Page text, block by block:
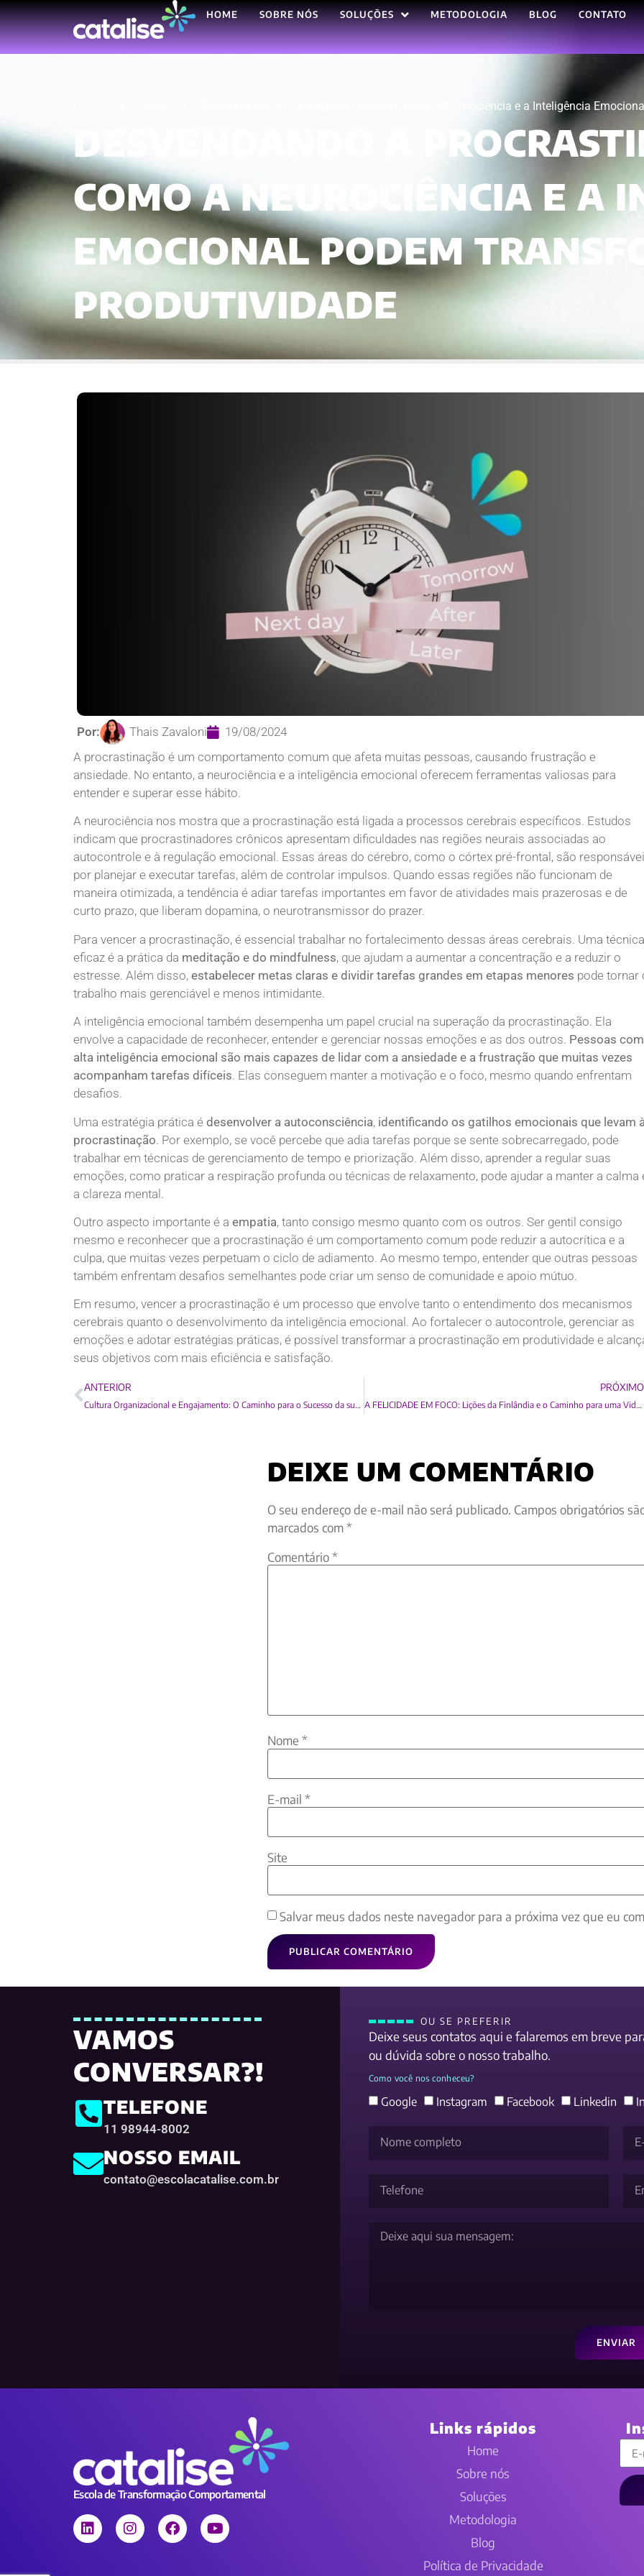
HOME SOBRE NÓS SOLUÇÕES METODOLOGIA BLOG CONTATO
DESVENDANDO A PROCRASTINAÇÃO: Como a Neurociência e a Inteligência
DESVENDANDO A
COMO A NEUROCIÊNCIA E A
EMOCIONAL PODEM
PRODUTIVIDADE
Por: Thais Zavaloni
19/08/2024
A procrastinação é um comportamento comum que afeta muitas pessoas, causando frustração e
ansiedade. No entanto, a neurociência e a inteligência emocional oferecem ferramentas valiosas para
entender e superar esse hábito.
A neurociência nos mostra que a procrastinação está ligada a processos cerebrais específicos. Estudos
indicam que procrastinadores crônicos apresentam dificuldades nas regiões neurais associadas ao
autocontrole e à regulação emocional. Essas áreas do cérebro, como o córtex pré-frontal, são
por planejar e executar tarefas, além de controlar impulsos. Quando essas regiões não funcionam de
maneira otimizada, a tendência é adiar tarefas importantes em favor de atividades mais prazerosas e de
curto prazo, que liberam dopamina, o neurotransmissor do prazer.
Para vencer a procrastinação, é essencial trabalhar no fortalecimento dessas áreas cerebrais. Uma técnica
eficaz é a prática da meditação e do mindfulness, que ajudam a aumentar a concentração e a reduzir o
estresse. Além disso, estabelecer metas claras e dividir tarefas grandes em etapas menores pode tornar
trabalho mais gerenciável e menos intimidante.
A inteligência emocional também desempenha um papel crucial na superação da procrastinação. Ela
envolve a capacidade de reconhecer, entender e gerenciar nossas emoções e as dos outros. Pessoas com
alta inteligência emocional são mais capazes de lidar com a ansiedade e a frustração que muitas vezes
acompanham tarefas difíceis. Elas conseguem manter a motivação e o foco, mesmo quando enfrentam
desafios.
Uma estratégia prática é desenvolver a autoconsciência, identificando os gatilhos emocionais que levam
procrastinação. Por exemplo, se você percebe que adia tarefas porque se sente sobrecarregado, pode
trabalhar em técnicas de gerenciamento de tempo e priorização. Além disso, aprender a regular suas
emoções, como praticar a respiração profunda ou técnicas de relaxamento, pode ajudar a manter a calma
a clareza mental.
Outro aspecto importante é a empatia, tanto consigo mesmo quanto com os outros. Ser gentil consigo
mesmo e reconhecer que a procrastinação é um comportamento comum pode reduzir a autocrítica e a
culpa, que muitas vezes perpetuam o ciclo de adiamento. Ao mesmo tempo, entender que outras pessoas
também enfrentam desafios semelhantes pode criar um senso de comunidade e apoio mútuo.
Em resumo, vencer a procrastinação é um processo que envolve tanto o entendimento dos mecanismos
cerebrais quanto o desenvolvimento da inteligência emocional. Ao fortalecer o autocontrole, gerenciar as
emoções e adotar estratégias práticas, é possível transformar a procrastinação em produtividade e
seus objetivos com mais eficiência e satisfação.
ANTERIOR
Cultura Organizacional e Engajamento: O Caminho para o Sucesso da sua empresa
PRÓXIMO
A FELICIDADE EM FOCO: Lições da Finlândia e o Caminho para uma Vida Mais Plena
DEIXE UM COMENTÁRIO
O seu endereço de e-mail não será publicado. Campos obrigatórios
marcados com*
Comentário*
Nome *
E-mail *
Site
Salvar meus dados neste navegador para a próxima vez que eu
VAMOS
CONVERSAR?!
TELEFONE
11 98944-8002
NOSSO EMAIL
contato@escolacatalise.com.br
OU SE PREFERIR
Deixe seus contatos aqui e falaremos em breve
ou dúvida sobre o nosso trabalho.
Como você nos conheceu?
Google Instagram Facebook Linkedin
ENVIAR
Escola de Transformação Comportamental
Links rápidos
Home
Sobre nós
Soluções
Metodologia
Blog
Política de Privacidade